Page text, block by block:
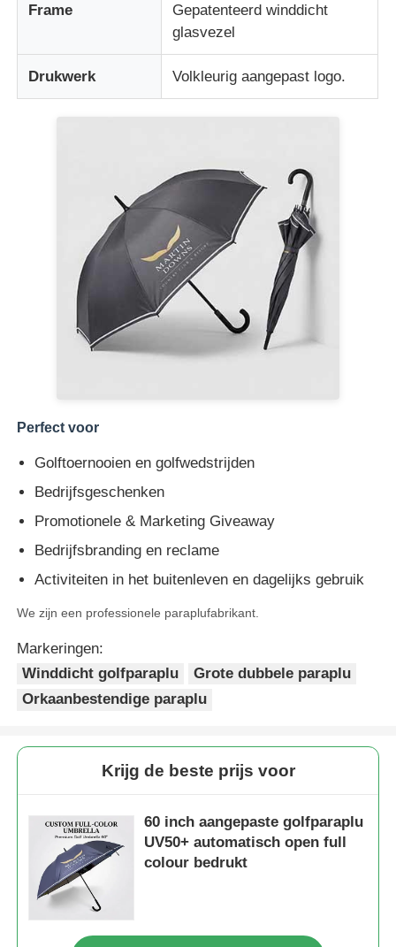
Frame
Gepatenteerd winddicht
glasvezel
Drukwerk Volkleurig aangepast logo.
Perfect voor
Golftoernooien en golfwedstrijden
Bedrijfsgeschenken
Promotionele & Marketing Giveaway
Bedrijfsbranding en reclame
Activiteiten in het buitenleven en dagelijks gebruik
We zijn een professionele paraplufabrikant.
Markeringen:
Winddicht golfparaplu
Grote dubbele paraplu
Orkaanbestendige paraplu
Krijg de beste prijs voor
60 inch aangepaste golfparaplu
UV50+ automatisch open full
colour bedrukt